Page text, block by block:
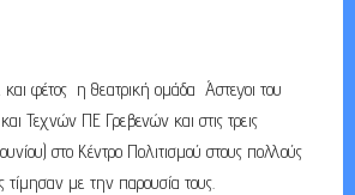
φέτος η θεατρική ομάδα Άστεγοι του
Τεχνών ΠΕ Γρεβενών και στις τρεις
στο Κέντρο Πολιτισμού στους πολλούς
με την παρουσία τους.